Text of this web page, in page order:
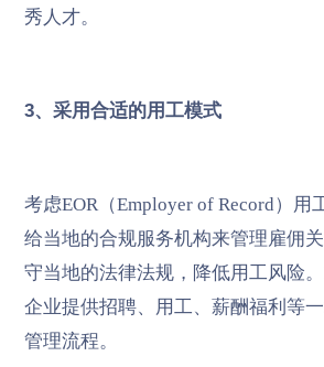
秀人才。
3、采用合适的用工模式
考虑EOR（Employer of Record）用
给当地的合规服务机构来管理雇佣
守当地的法律法规，降低用工风险
企业提供招聘、用工、薪酬福利等
管理流程。